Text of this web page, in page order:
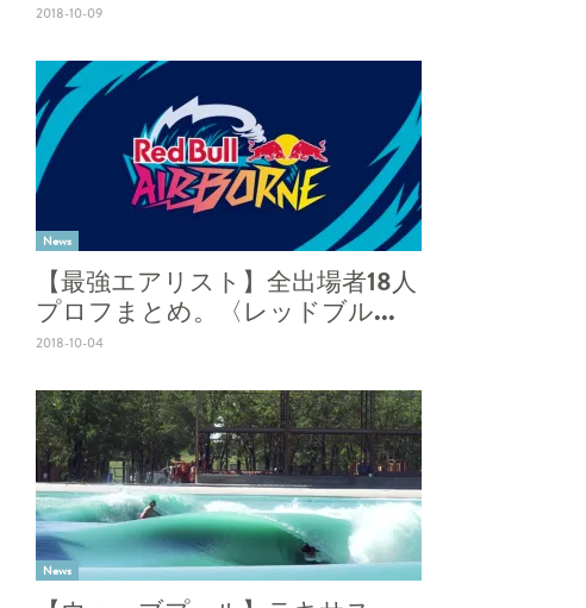
2018-10-09
News
【最強エアリスト】全出場者18人
プロフまとめ。〈レッドブル...
2018-10-04
News